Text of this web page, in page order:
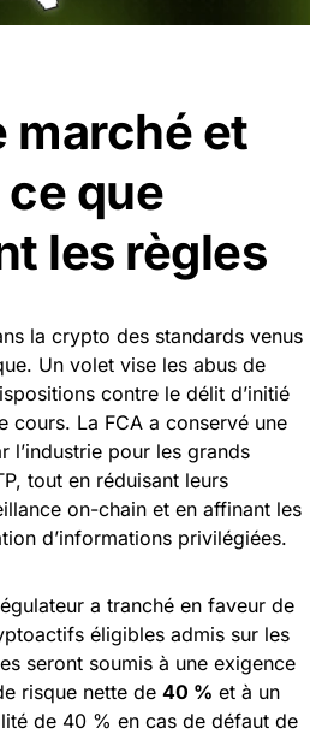
marché et
que
les règles
la crypto des standards venus
Un volet vise les abus de
contre le délit d’initié
cours. La FCA a conservé une
l’industrie pour les grands
tout en réduisant leurs
on-chain et en affinant les
d’informations privilégiées.
a tranché en faveur de
éligibles admis sur les
seront soumis à une exigence
risque nette de 40 % et à un
de 40 % en cas de défaut de